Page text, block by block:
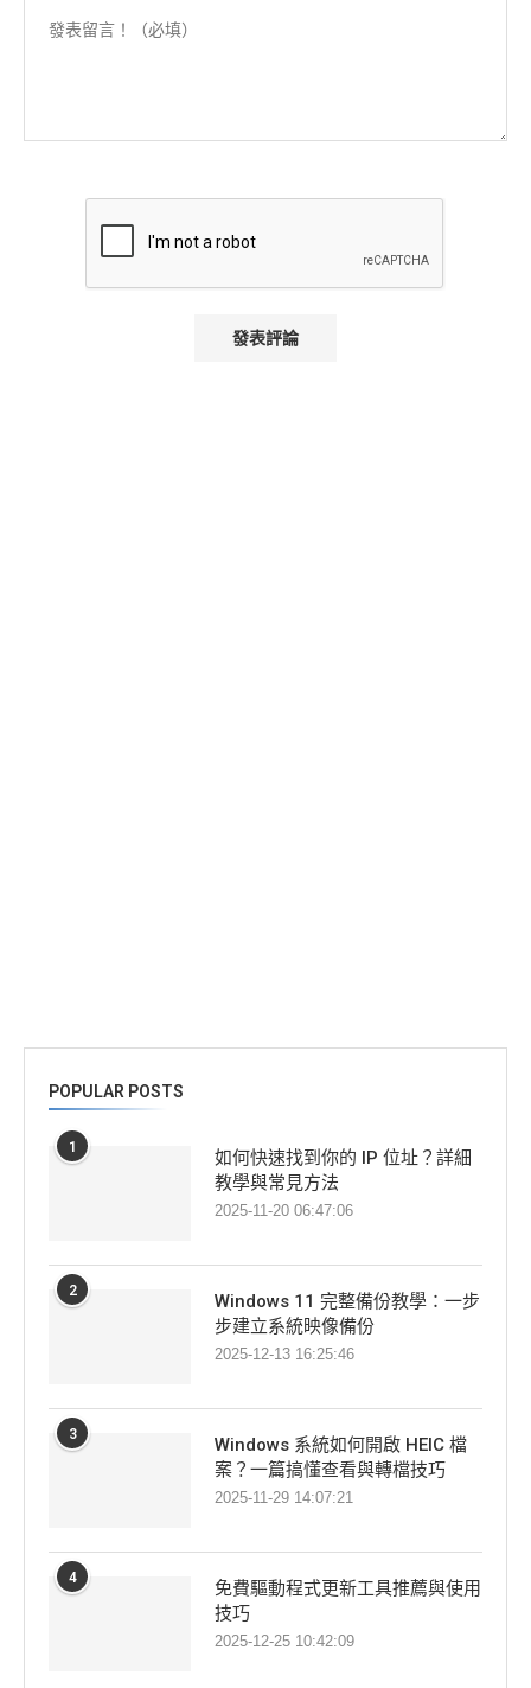
POPULAR POSTS
1
如何快速找到你的 IP 位址？詳細
教學與常見方法
2025-11-20 06:47:06
2
Windows 11 完整備份教學：一步
步建立系統映像備份
2025-12-13 16:25:46
3
Windows 系統如何開啟 HEIC 檔
案？一篇搞懂查看與轉檔技巧
2025-11-29 14:07:21
4
免費驅動程式更新工具推薦與使用
技巧
2025-12-25 10:42:09